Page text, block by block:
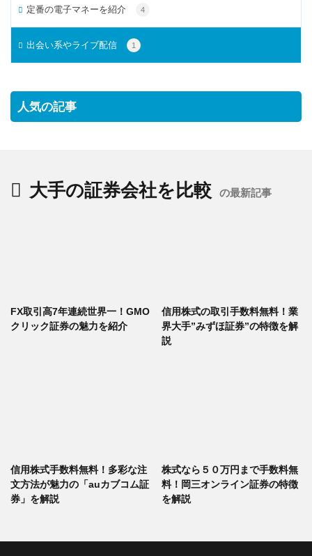
定番の電子マネーを紹介 4
出会い系やライブ配信 1
人気の記事
大手の証券会社を比較 の最新記事
FX取引高7年連続世界一！GMO
クリック証券の魅力を紹介
信用株式の取引手数料無料！業
界大手”みずほ証券”の特徴を解
説
信用株式手数料無料！多彩な注
文方法が魅力の「auカブコム証
券」を解説
株式なら５０万円まで手数料無
料！岡三オンライン証券の特徴
を解説